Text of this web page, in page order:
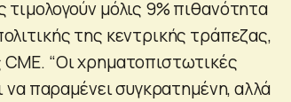
μόλις 9% πιθανότητα
της κεντρικής τράπεζας,
“Οι χρηματοπιστωτικές
να παραμένει συγκρατημένη, αλλά